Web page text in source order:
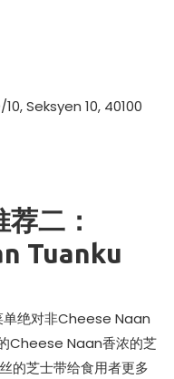
Seksyen 10, 40100
二：
Tuanku
绝对非Cheese Naan
Cheese Naan香浓的芝
的芝士带给食用者更多